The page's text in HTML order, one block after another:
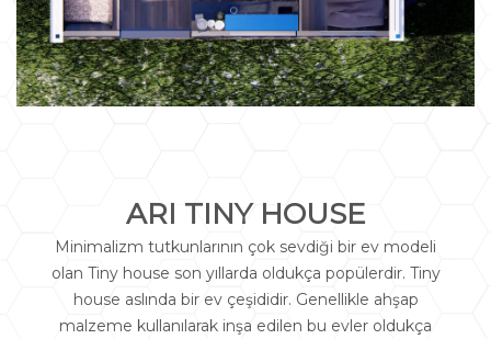
ARI TINY HOUSE
Minimalizm tutkunlarının çok sevdiği bir ev modeli
olan Tiny house son yıllarda oldukça popülerdir. Tiny
house aslında bir ev çeşididir. Genellikle ahşap
malzeme kullanılarak inşa edilen bu evler oldukça